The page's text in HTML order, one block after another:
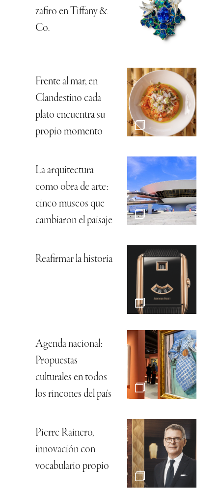
zafiro en Tiffany &
Co.
Frente al mar, en
Clandestino cada
plato encuentra su
propio momento
La arquitectura
como obra de arte:
cinco museos que
cambiaron el paisaje
Reafirmar la historia
Agenda nacional:
Propuestas
culturales en todos
los rincones del país
Pierre Rainero,
innovación con
vocabulario propio